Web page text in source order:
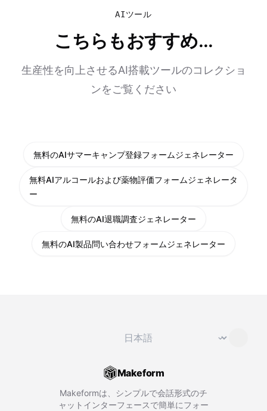
AIツール
こちらもおすすめ...
生産性を向上させるAI搭載ツールのコレクショ
ンをご覧ください
無料のAIサマーキャンプ登録フォームジェネレーター
無料AIアルコールおよび薬物評価フォームジェネレータ
ー
無料のAI退職調査ジェネレーター
無料のAI製品問い合わせフォームジェネレーター
言語を変更 ⌄
Makeform
Makeformは、シンプルで会話形式のチ
ャットインターフェースで簡単にフォー